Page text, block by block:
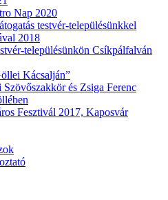
Nap 2020
testvér-településünkkel
2018
településünkön Csíkpálfalván
Kácsalján”
és Zsiga Ferenc
Fesztivál 2017, Kaposvár